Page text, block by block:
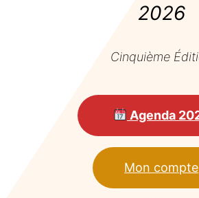
2026
Cinquième
Agenda
Mon compte